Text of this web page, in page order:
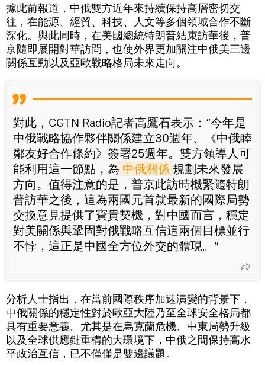
據此前報道，中俄雙方近年來持續保持高層密切交
往，在能源、經貿、科技、人文等多個領域合作不斷
深化。與此同時，在美國總統特朗普結束訪華後，普
京隨即展開對華訪問，也使外界更加關注中俄美三邊
關係互動以及亞歐戰略格局未來走向。
對此，CGTN Radio記者高鷹石表示：“今年是
中俄戰略協作夥伴關係建立30週年、《中俄睦
鄰友好合作條約》簽署25週年。雙方領導人可
能利用這一節點，為 中俄關係 規劃未來發展
方向。值得注意的是，普京此訪時機緊隨特朗
普訪華之後，這為兩國元首就最新的國際局勢
交換意見提供了寶貴契機，對中國而言，穩定
對美關係與鞏固對俄戰略互信這兩個目標並行
不悖，這正是中國全方位外交的體現。”
分析人士指出，在當前國際秩序加速演變的背景下，
中俄關係的穩定性對於歐亞大陸乃至全球安全格局都
具有重要意義。尤其是在烏克蘭危機、中東局勢升級
以及全球供應鏈重構的大環境下，中俄之間保持高水
平政治互信，已不僅僅是雙邊議題。